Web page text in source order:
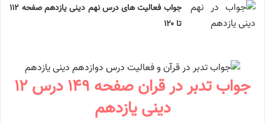
جواب فعالیت های درس نهم دینی یازدهم صفحه ۱۱۲
تا ۱۲۰
جواب تدبر در قران صفحه ۱۴۹ درس ۱۲
دینی یازدهم